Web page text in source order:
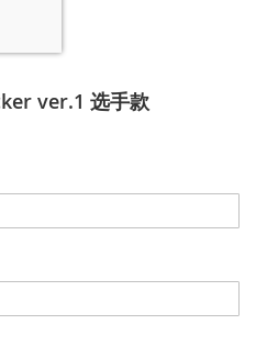
ver.1 选手款